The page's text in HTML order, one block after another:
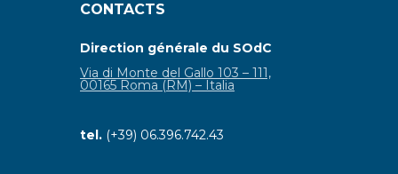
CONTACTS
Direction générale du SOdC
Via di Monte del Gallo 103 – 111,
00165 Roma (RM) – Italia
tel. (+39) 06.396.742.43